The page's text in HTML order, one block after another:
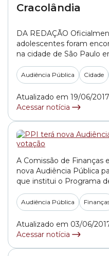
Cracolândia
DA REDAÇÃO
adolescentes foram
na cidade de São Paulo
registrado no último
Assistência Social da
(Fundação Instituto de
Audiência Pública Cidade
Atualizado em 19/06/
Acessar notícia
A Comissão de Finanças
nova Audiência Pública
que institui o Programa
de 2017. A proposta do
facilitar, com condições
regularização das
Audiência Pública
Atualizado em 03/06/
Acessar notícia